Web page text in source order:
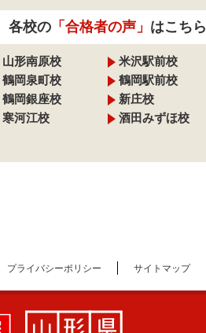
各校の 「合格者の声」 はこちら
山形南原校 米沢駅前校
鶴岡泉町校 鶴岡駅前校
鶴岡銀座校 新庄校
寒河江校 酒田みずほ校
プライバシーポリシー サイトマップ